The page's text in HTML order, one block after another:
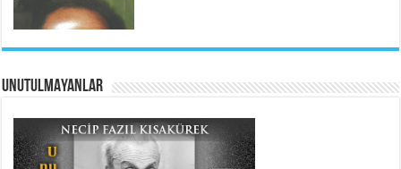
AHMET URFALI
Tahlil Denemesi...
Necati Sarıca
Ben Kader Vurgunuyum Maria...
UNUTULMAYANLAR